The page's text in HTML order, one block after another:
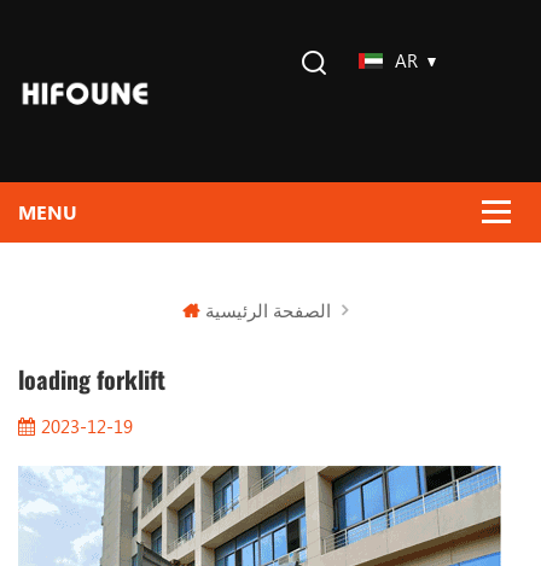
AR
الصفحة الرئيسية
loading forklift
2023-12-19